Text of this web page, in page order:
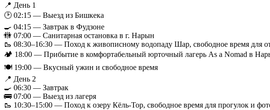
📍 День 1
🕑 02:15 — Выезд из Бишкека
🍳 04:15 — Завтрак в Фудзоне
🚻 07:00 — Санитарная остановка в г. Нарын
🥾 08:30–16:30 — Поход к живописному водопаду Шар, свободное время для
🏕 18:00 — Прибытие в комфортабельный юрточный лагерь As a Nomad в
🍽 19:00 — Вкусный ужин и свободное время
📍 День 2
🍳 06:30 — Завтрак
🚌 07:00 — Выезд из лагеря
🥾 10:30–15:00 — Поход к озеру Кёль-Тор, свободное время для прогулок и